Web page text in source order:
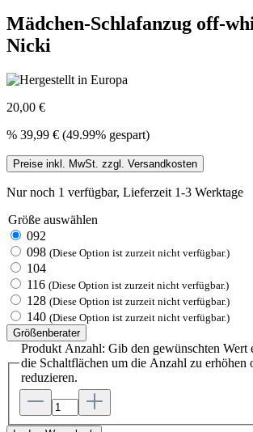
Mädchen-Schlafanzug off-
Nicki
20,00 €
% 39,99 € (49.99% gespart)
Preise inkl. MwSt. zzgl. Versandkosten
Nur noch 1 verfügbar, Lieferzeit 1-3 Werktage
Größe auswählen
092
098 (Diese Option ist zurzeit nicht verfügbar.)
104
116 (Diese Option ist zurzeit nicht verfügbar.)
128 (Diese Option ist zurzeit nicht verfügbar.)
140 (Diese Option ist zurzeit nicht verfügbar.)
Größenberater
Produkt Anzahl: Gib den gewünschten Wert
die Schaltflächen um die Anzahl zu erhöhen
reduzieren.